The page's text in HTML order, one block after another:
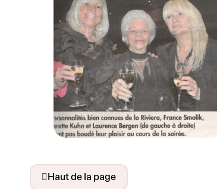
Haut de la page